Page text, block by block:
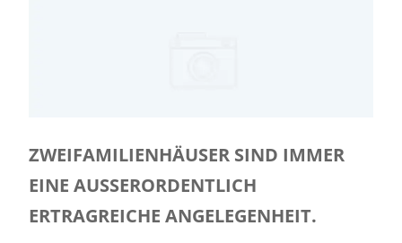
ZWEIFAMILIENHÄUSER SIND IMMER
EINE AUSSERORDENTLICH E
RTRAGREICHE ANGELEGENHEIT.